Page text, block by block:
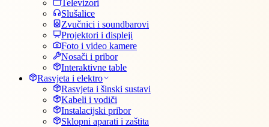
Televizori
Slušalice
Zvučnici i soundbarovi
Projektori i displeji
Foto i video kamere
Nosači i pribor
Interaktivne table
Rasvjeta i elektro
Rasvjeta i šinski sustavi
Kabeli i vodiči
Instalacijski pribor
Sklopni aparati i zaštita